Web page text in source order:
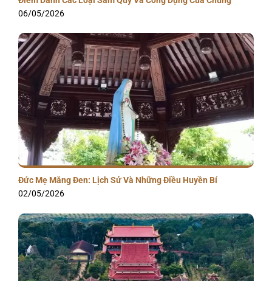
06/05/2026
Đức Mẹ Măng Đen: Lịch Sử Và Những Điều Huyền Bí
02/05/2026